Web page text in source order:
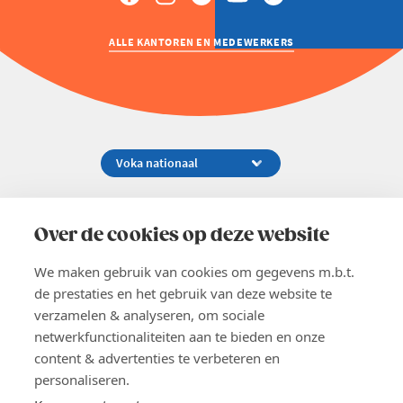
Over de cookies op deze website
We maken gebruik van cookies om gegevens m.b.t.
de prestaties en het gebruik van deze website te
verzamelen & analyseren, om sociale
netwerkfunctionaliteiten aan te bieden en onze
content & advertenties te verbeteren en
personaliseren.
ALLE KANTOREN EN MEDEWERKERS
02 229 81 11
EN